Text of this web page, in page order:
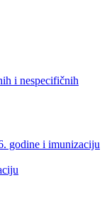
i nespecifičnih
godine i imunizaciju